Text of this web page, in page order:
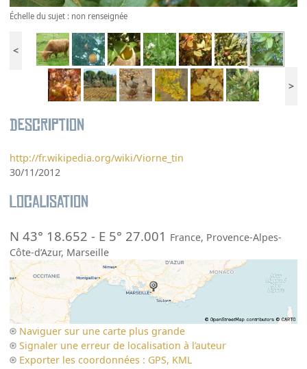
Échelle du sujet : non renseignée
<
>
Description
http://fr.wikipedia.org/wiki/Viorne_tin
30/11/2012
Localisation
N 43° 18.652 - E 5° 27.001 France, Provence-Alpes-
Côte-d’Azur, Marseille
Naviguer sur une carte plus grande
Signaler une erreur de localisation à l’auteur
Exporter les coordonnées : GPS, KML